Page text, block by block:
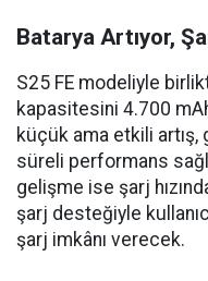
Batarya Artıyor,
S25 FE modeliyle
kapasitesini 4.700
küçük ama etkili artış,
süreli performans
gelişme ise şarj
şarj desteğiyle
şarj imkânı verecek.